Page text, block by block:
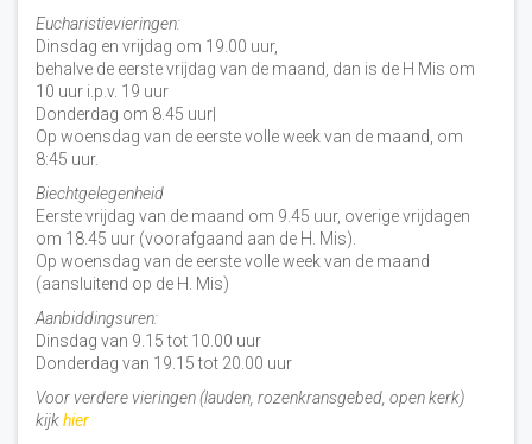
Eucharistievieringen:
Dinsdag en vrijdag om 19.00 uur,
behalve de eerste vrijdag van de maand, dan is de H Mis om
10 uur i.p.v. 19 uur
Donderdag om 8.45 uur|
Op woensdag van de eerste volle week van de maand, om
8:45 uur.
Biechtgelegenheid
Eerste vrijdag van de maand om 9.45 uur, overige vrijdagen
om 18.45 uur (voorafgaand aan de H. Mis).
Op woensdag van de eerste volle week van de maand
(aansluitend op de H. Mis)
Aanbiddingsuren:
Dinsdag van 9.15 tot 10.00 uur
Donderdag van 19.15 tot 20.00 uur
Voor verdere vieringen (lauden, rozenkransgebed, open kerk)
kijkhier